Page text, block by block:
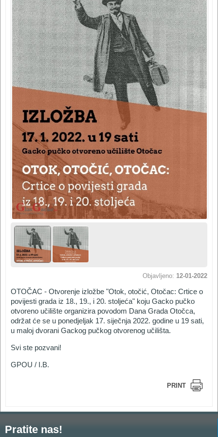
Objavljeno: 12-01-2022
OTOČAC - Otvorenje izložbe "Otok, otočić, Otočac: Crtice o
povijesti grada iz 18., 19., i 20. stoljeća" koju Gacko pučko
otvoreno učilište organizira povodom Dana Grada Otočca,
održat će se u ponedjeljak 17. siječnja 2022. godine u 19 sati,
u maloj dvorani Gackog pučkog otvorenog učilišta.
Svi ste pozvani!
GPOU / I.B.
PRINT
Pratite nas!